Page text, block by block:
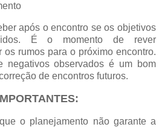
após o encontro se os objetivos
É o momento de rever
os rumos para o próximo encontro.
negativos observados é um bom
de encontros futuros.
o planejamento não garante a